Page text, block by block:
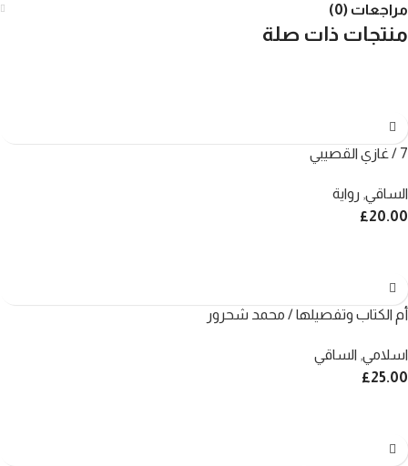
مراجعات (0)
منتجات ذات صلة
7 / غازي القصيبي
الساقي رواية
£20.00
أم الكتاب وتفصيلها / محمد شحرور
اسلامي الساقي
£25.00